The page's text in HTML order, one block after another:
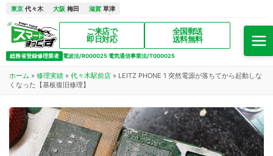
東京 代々木 大阪 梅田 滋賀 草津
ご来店で
即日対応
全国郵送
送料無料
総務省登録修理業者 電波法/R000025 電気通信事業法/T000025
ホーム » 修理実績 » 代々木駅前店 » LEITZ PHONE 1 突然電源が落ちてから起動しな
くなった【基板復旧修理】